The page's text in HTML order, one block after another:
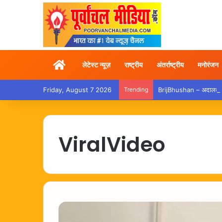
Homeलेटेस्ट न्यूज़ राष्ट्रीय अंतर्राष्ट्रीय मनोरंजन
Friday, August 7 2026 Trending BrijBhushan – अदालत से
ViralVideo